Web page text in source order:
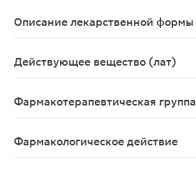
Описание лекарственной формы
Действующее вещество (лат)
Фармакотерапевтическая группа
Фармакологическое действие